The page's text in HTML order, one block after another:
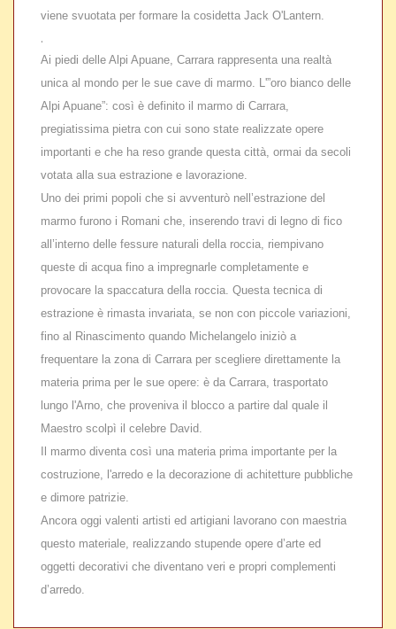
viene svuotata per formare la cosidetta Jack O'Lantern.
.
Ai piedi delle Alpi Apuane, Carrara rappresenta una realtà
unica al mondo per le sue cave di marmo. L'”oro bianco delle
Alpi Apuane”: così è definito il marmo di Carrara,
pregiatissima pietra con cui sono state realizzate opere
importanti e che ha reso grande questa città, ormai da secoli
votata alla sua estrazione e lavorazione.
Uno dei primi popoli che si avventurò nell’estrazione del
marmo furono i Romani che, inserendo travi di legno di fico
all’interno delle fessure naturali della roccia, riempivano
queste di acqua fino a impregnarle completamente e
provocare la spaccatura della roccia. Questa tecnica di
estrazione è rimasta invariata, se non con piccole variazioni,
fino al Rinascimento quando Michelangelo iniziò a
frequentare la zona di Carrara per scegliere direttamente la
materia prima per le sue opere: è da Carrara, trasportato
lungo l'Arno, che proveniva il blocco a partire dal quale il
Maestro scolpì il celebre David.
Il marmo diventa così una materia prima importante per la
costruzione, l'arredo e la decorazione di achitetture pubbliche
e dimore patrizie.
Ancora oggi valenti artisti ed artigiani lavorano con maestria
questo materiale, realizzando stupende opere d’arte ed
oggetti decorativi che diventano veri e propri complementi
d’arredo.